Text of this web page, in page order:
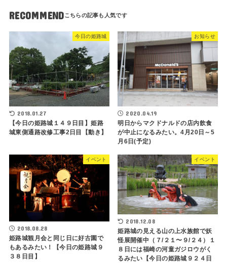
RECOMMEND
今日の姫路城
2018.01.27
【今日の姫路城１４９日目】姫路
城東側通路改修工事2日目【動き】
お知らせ
2020.04.19
明日からマクドナルドの店内飲食
が中止になるみたい。4月20日～5
月6日(予定)
イベント
2018.08.28
姫路城観月会と同じ日に好古園で
もあるみたい！【今日の姫路城９
３８日目】
イベント
2018.12.08
姫路城の見える山の上水族館で妖
怪展開催中（７/２１〜９/２４）１
８日には福崎の河童ガジロウがく
るみたい【今日の姫路城９２４日